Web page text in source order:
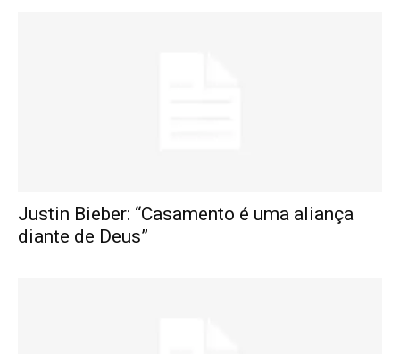
Justin Bieber: “Casamento é uma aliança
diante de Deus”